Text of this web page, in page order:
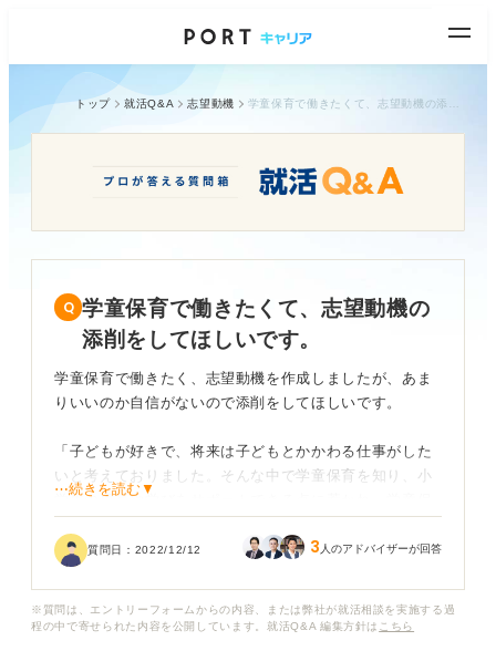
トップ 就活Q&A 志望動機
学童保育で働きたくて、志望動機の
添削をしてほしいです。
学童保育で働きたく、志望動機を作成しましたが、あま
りいいのか自信がないので添削をしてほしいです。
「子どもが好きで、将来は子どもとかかわる仕事がした
いと考えておりました。そんな中で学童保育を知り、小
学生の成長や学びをサポートできる点に惹かれ、学童保
と接する機会は多くありました。その経験も活かしなが
⋯続きを読む▼
質問日： 2022/12/12 3 人のアドバイザーが回答
※質問は、エントリーフォームからの内容、または弊社が就活相談を実施する過
程の中で寄せられた内容を公開しています。就活Q&A 編集方針は こちら